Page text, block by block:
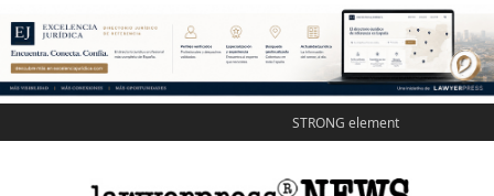
STRONG element